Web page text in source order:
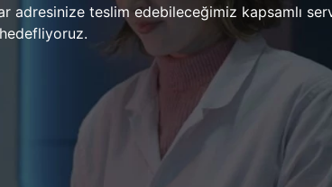
adresinize teslim edebileceğimiz kapsamlı